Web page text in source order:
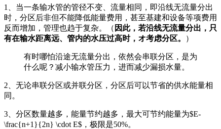
1、当一条输水管的管径不变、流量相同，即沿线无流量分出
时，分区后非但不能降低能量费用，甚至基建和设备等项费用
反而增加，管理也趋于复杂。（ 因此，若沿线无流量分出，只
有在输水距离远、管内的水压过高时，オ考虑分区。
）
有时哪怕沿途无流量分出，依然会串联分区，是为
什么呢？减小输水管压力，进而减少漏损水量。
2、无论串联分区或并联分区，分区后可以节省的供水能量相
同。
3、分区数量越多，能量节约越多，最大可节约能量为$E-
\frac{n+1}{2n} \cdot E$，极限是50%。